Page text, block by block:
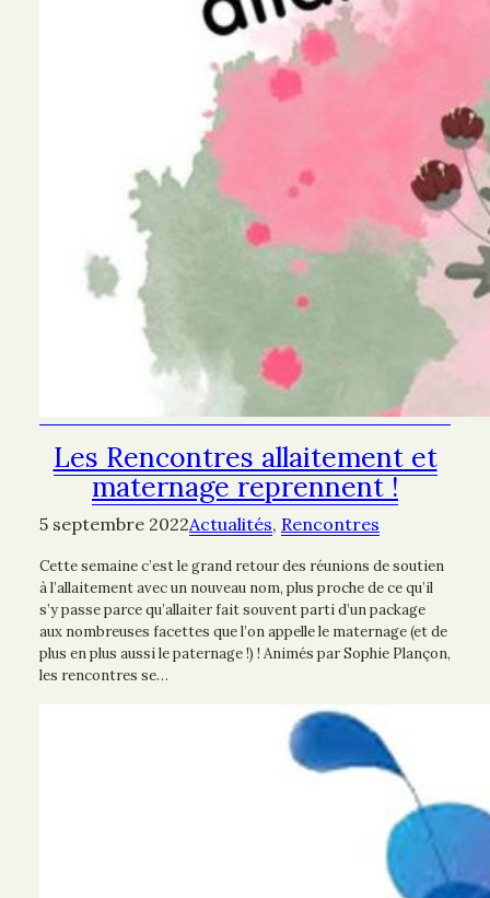
Les Rencontres allaitement et
maternage reprennent !
5 septembre 2022Actualités, Rencontres
Cette semaine c’est le grand retour des réunions de soutien
à l’allaitement avec un nouveau nom, plus proche de ce qu’il
s’y passe parce qu’allaiter fait souvent parti d’un package
aux nombreuses facettes que l’on appelle le maternage (et de
plus en plus aussi le paternage !) ! Animés par Sophie Plançon,
les rencontres se…